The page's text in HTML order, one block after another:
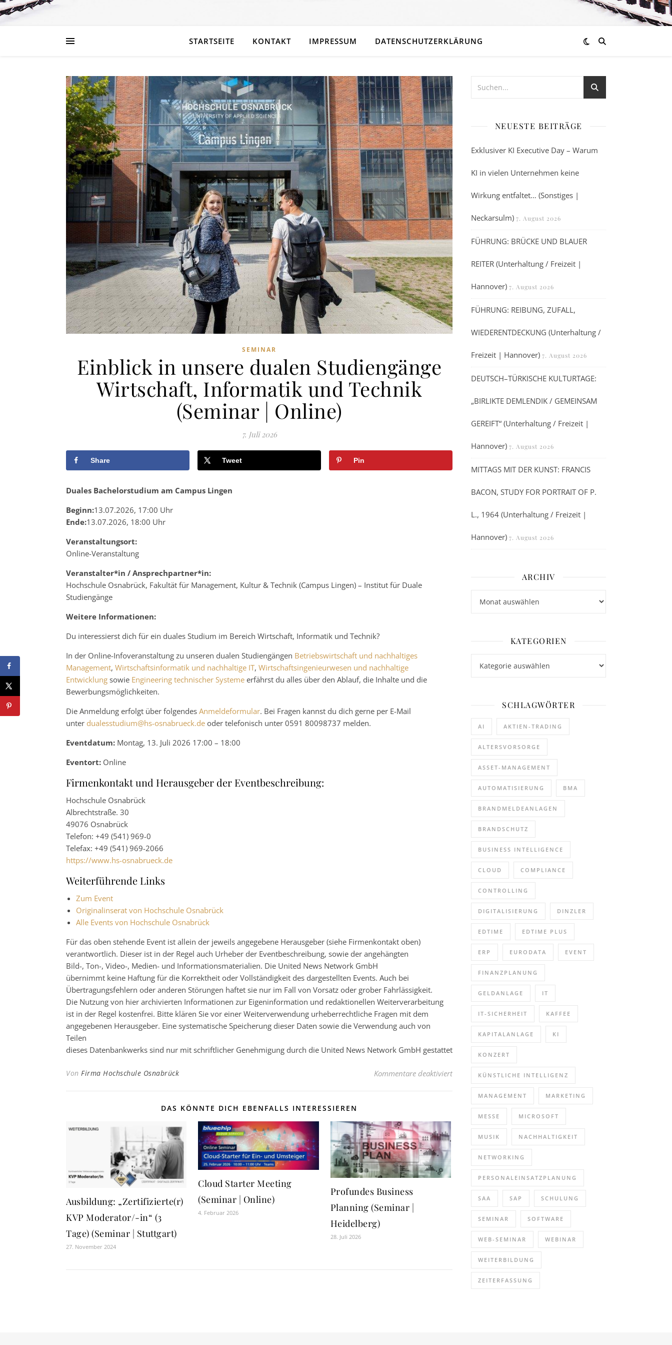
STARTSEITE KONTAKT IMPRESSUM DATENSCHUTZERKLÄRUNG
SEMINAR
Einblick in unsere dualen Studiengänge
Wirtschaft, Informatik und Technik
(Seminar | Online)
7. Juli 2026
Share Tweet Pin
Duales Bachelorstudium am Campus Lingen
Beginn:13.07.2026, 17:00 Uhr
Ende:13.07.2026, 18:00 Uhr
Veranstaltungsort:
Online-Veranstaltung
Veranstalter*in / Ansprechpartner*in:
Hochschule Osnabrück, Fakultät für Management, Kultur & Technik (Campus Lingen) – Institut für Duale
Studiengänge
Weitere Informationen:
Du interessierst dich für ein duales Studium im Bereich Wirtschaft, Informatik und Technik?
In der Online-Infoveranstaltung zu unseren dualen Studiengängen Betriebswirtschaft und nachhaltiges
Management, Wirtschaftsinformatik und nachhaltige IT, Wirtschaftsingenieurwesen und nachhaltige
Entwicklung sowie Engineering technischer Systeme erfährst du alles über den Ablauf, die Inhalte und die
Bewerbungsmöglichkeiten.
Die Anmeldung erfolgt über folgendes Anmeldeformular. Bei Fragen kannst du dich gerne per E-Mail
unter dualesstudium@hs-osnabrueck.de oder telefonisch unter 0591 80098737 melden.
Eventdatum: Montag, 13. Juli 2026 17:00 – 18:00
Eventort: Online
Firmenkontakt und Herausgeber der Eventbeschreibung:
Hochschule Osnabrück
Albrechtstraße. 30
49076 Osnabrück
Telefon: +49 (541) 969-0
Telefax: +49 (541) 969-2066
https://www.hs-osnabrueck.de
Weiterführende Links
Zum Event
Originalinserat von Hochschule Osnabrück
Alle Events von Hochschule Osnabrück
Für das oben stehende Event ist allein der jeweils angegebene Herausgeber (siehe Firmenkontakt oben)
verantwortlich. Dieser ist in der Regel auch Urheber der Eventbeschreibung, sowie der angehängten
Bild-, Ton-, Video-, Medien- und Informationsmaterialien. Die United News Network GmbH
übernimmt keine Haftung für die Korrektheit oder Vollständigkeit des dargestellten Events. Auch bei
Übertragungsfehlern oder anderen Störungen haftet sie nur im Fall von Vorsatz oder grober Fahrlässigkeit.
Die Nutzung von hier archivierten Informationen zur Eigeninformation und redaktionellen Weiterverarbeitung
ist in der Regel kostenfrei. Bitte klären Sie vor einer Weiterverwendung urheberrechtliche Fragen mit dem
angegebenen Herausgeber. Eine systematische Speicherung dieser Daten sowie die Verwendung auch von
Teilen
dieses Datenbankwerks sind nur mit schriftlicher Genehmigung durch die United News Network GmbH gestattet
Von Firma Hochschule Osnabrück Kommentare deaktiviertfür Einblick in unsere dualen Studiengänge Wirtschaft,
DAS KÖNNTE DICH EBENFALLS INTERESSIEREN
Ausbildung: „Zertifizierte(r)
KVP Moderator/-in“ (3
Tage) (Seminar | Stuttgart)
27. November 2024
Cloud Starter Meeting
(Seminar | Online)
4. Februar 2026
Profundes Business
Planning (Seminar |
Heidelberg)
28. Juli 2026
NEUESTE BEITRÄGE
Exklusiver KI Executive Day – Warum
KI in vielen Unternehmen keine
Wirkung entfaltet… (Sonstiges |
Neckarsulm) 7. August 2026
FÜHRUNG: BRÜCKE UND BLAUER
REITER (Unterhaltung / Freizeit |
Hannover) 7. August 2026
FÜHRUNG: REIBUNG, ZUFALL,
WIEDERENTDECKUNG (Unterhaltung /
Freizeit | Hannover) 7. August 2026
DEUTSCH–TÜRKISCHE KULTURTAGE:
„BIRLIKTE DEMLENDIK / GEMEINSAM
GEREIFT“ (Unterhaltung / Freizeit |
Hannover) 7. August 2026
MITTAGS MIT DER KUNST: FRANCIS
BACON, STUDY FOR PORTRAIT OF P.
L., 1964 (Unterhaltung / Freizeit |
Hannover) 7. August 2026
ARCHIV
KATEGORIEN
SCHLAGWÖRTER
AI AKTIEN-TRADING
ALTERSVORSORGE
ASSET-MANAGEMENT
AUTOMATISIERUNG BMA
BRANDMELDEANLAGEN
BRANDSCHUTZ
BUSINESS INTELLIGENCE
CLOUD COMPLIANCE
CONTROLLING
DIGITALISIERUNG DINZLER
EDTIME EDTIME PLUS
ERP EURODATA EVENT
FINANZPLANUNG
GELDANLAGE IT
IT-SICHERHEIT KAFFEE
KAPITALANLAGE KI
KONZERT
KÜNSTLICHE INTELLIGENZ
MANAGEMENT MARKETING
MESSE MICROSOFT
MUSIK NACHHALTIGKEIT
NETWORKING
PERSONALEINSATZPLANUNG
SAA SAP SCHULUNG
SEMINAR SOFTWARE
WEB-SEMINAR WEBINAR
WEITERBILDUNG
ZEITERFASSUNG